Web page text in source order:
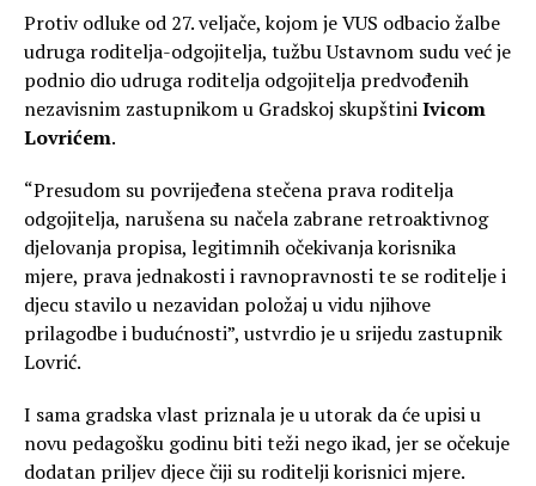
Protiv odluke od 27. veljače, kojom je VUS odbacio žalbe
udruga roditelja-odgojitelja, tužbu Ustavnom sudu već je
podnio dio udruga roditelja odgojitelja predvođenih
nezavisnim zastupnikom u Gradskoj skupštiniIvicom
Lovrićem.
“Presudom su povrijeđena stečena prava roditelja
odgojitelja, narušena su načela zabrane retroaktivnog
djelovanja propisa, legitimnih očekivanja korisnika
mjere, prava jednakosti i ravnopravnosti te se roditelje i
djecu stavilo u nezavidan položaj u vidu njihove
prilagodbe i budućnosti”, ustvrdio je u srijedu zastupnik
Lovrić.
I sama gradska vlast priznala je u utorak da će upisi u
novu pedagošku godinu biti teži nego ikad, jer se očekuje
dodatan priljev djece čiji su roditelji korisnici mjere.